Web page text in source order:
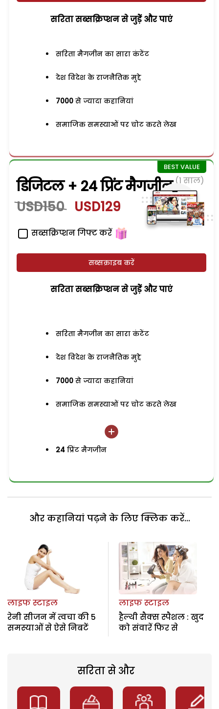
सरिता सब्सक्रिप्शन से जुड़ेें और पाएं
सरिता मैगजीन का सारा कंटेंट
देश विदेश के राजनैतिक मुद्दे
7000 से ज्यादा कहानियां
समाजिक समस्याओं पर चोट करते लेख
डिजिटल + 24 प्रिंट मैगजीन (1 साल)
USD150 USD129
सब्सक्रिप्शन गिफ्ट करें
सब्सक्राइब करें
सरिता सब्सक्रिप्शन से जुड़ेें और पाएं
सरिता मैगजीन का सारा कंटेंट
देश विदेश के राजनैतिक मुद्दे
7000 से ज्यादा कहानियां
समाजिक समस्याओं पर चोट करते लेख
24 प्रिंट मैगजीन
और कहानियां पढ़ने के लिए क्लिक करें...
लाइफ स्टाइल
रेनी सीजन में त्वचा की 5
समस्याओं से ऐसे निबटें
लाइफ स्टाइल
हैल्थी सैक्स स्पैशल : खुद
को संवारें फिर से
सरिता से और